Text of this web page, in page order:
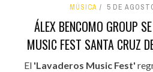
MÚSICA 5 DE
ÁLEX BENCOMO GROUP
MUSIC FEST SANTA CRUZ
El 'Lavaderos Music Fest'